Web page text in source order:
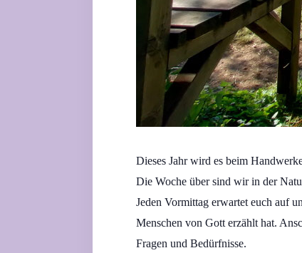
Dieses Jahr wird es beim
Die Woche über sind wir in der
Jeden Vormittag erwartet euch auf
Menschen von Gott erzählt hat.
Fragen und Bedürfnisse.